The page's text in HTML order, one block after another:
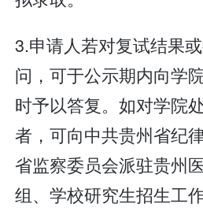
3.申请人若对复试结果
问，可于公示期内向学
时予以答复。如对学院
者，可向中共贵州省纪
省监察委员会派驻贵州
组、学校研究生招生工